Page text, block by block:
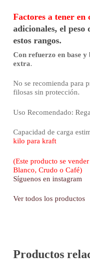
Factores a tener en
adicionales, el peso
estos rangos.
Con refuerzo en base y
extra.
No se recomienda para
filosas sin protección.
Uso Recomendado:
Capacidad de carga
kilo para kraft
(Este producto se
Blanco, Crudo o Café)
Síguenos en instagram
Ver todos los productos
Productos